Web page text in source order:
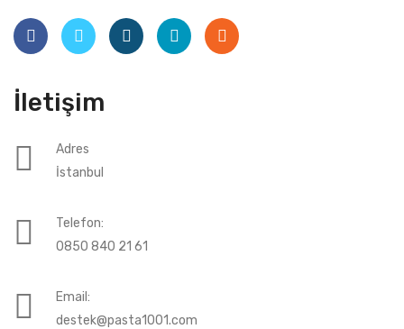
İletişim
Adres
İstanbul
Telefon:
0850 840 21 61
Email:
destek@pasta1001.com